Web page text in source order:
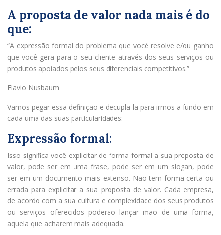
A proposta de valor nada mais é do
que:
“A expressão formal do problema que você resolve e/ou ganho
que você gera para o seu cliente através dos seus serviços ou
produtos apoiados pelos seus diferenciais competitivos.”
Flavio Nusbaum
Vamos pegar essa definição e decupla-la para irmos a fundo em
cada uma das suas particularidades:
Expressão formal:
Isso significa você explicitar de forma formal a sua proposta de
valor, pode ser em uma frase, pode ser em um slogan, pode
ser em um documento mais extenso. Não tem forma certa ou
errada para explicitar a sua proposta de valor. Cada empresa,
de acordo com a sua cultura e complexidade dos seus produtos
ou serviços oferecidos poderão lançar mão de uma forma,
aquela que acharem mais adequada.